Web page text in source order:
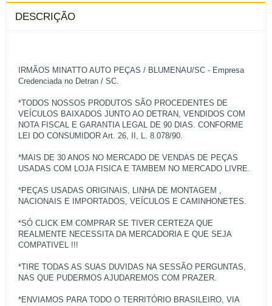
DESCRIÇÃO
IRMÃOS MINATTO AUTO PEÇAS / BLUMENAU/SC - Empresa
Credenciada no Detran / SC.
*TODOS NOSSOS PRODUTOS SÃO PROCEDENTES DE
VEÍCULOS BAIXADOS JUNTO AO DETRAN, VENDIDOS COM
NOTA FISCAL E GARANTIA LEGAL DE 90 DIAS. CONFORME
LEI DO CONSUMIDOR Art. 26, II, L. 8.078/90.
*MAIS DE 30 ANOS NO MERCADO DE VENDAS DE PEÇAS
USADAS COM LOJA FISICA E TAMBEM NO MERCADO LIVRE.
*PEÇAS USADAS ORIGINAIS, LINHA DE MONTAGEM ,
NACIONAIS E IMPORTADOS, VEÍCULOS E CAMINHONETES.
*SÓ CLICK EM COMPRAR SE TIVER CERTEZA QUE
REALMENTE NECESSITA DA MERCADORIA E QUE SEJA
COMPATIVEL !!!
*TIRE TODAS AS SUAS DUVIDAS NA SESSÃO PERGUNTAS,
NAS QUE PUDERMOS AJUDAREMOS COM PRAZER.
*ENVIAMOS PARA TODO O TERRITÓRIO BRASILEIRO, VIA